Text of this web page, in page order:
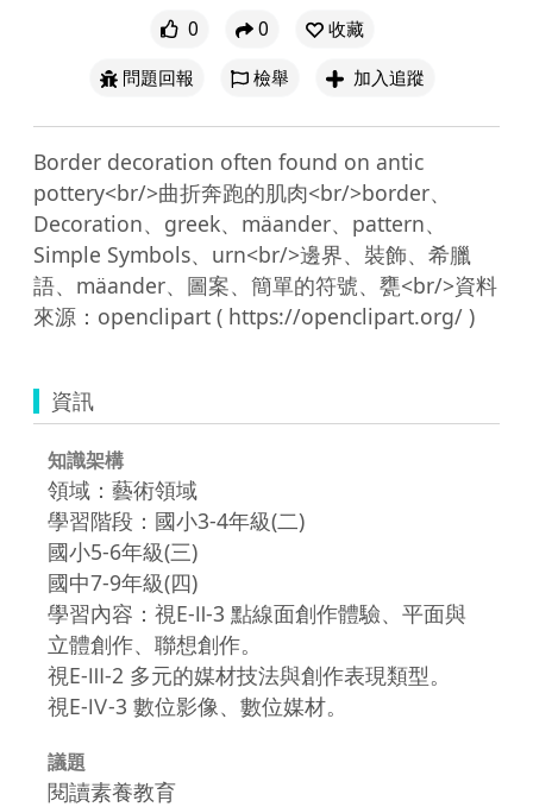
0 0
收藏
問題回報
檢舉 加入追蹤
Border decoration often found on antic
pottery<br/>曲折奔跑的肌肉<br/>border、
Decoration、greek、mäander、pattern、
Simple Symbols、urn<br/>邊界、裝飾、希臘
語、mäander、圖案、簡單的符號、甕<br/>資料
資訊
知識架構
領域：藝術領域
學習階段：國小3-4年級(二)
國小5-6年級(三)
國中7-9年級(四)
學習內容：視E-Ⅱ-3 點線面創作體驗、平面與
立體創作、聯想創作。
視E-Ⅲ-2 多元的媒材技法與創作表現類型。
視E-Ⅳ-3 數位影像、數位媒材。
議題
閱讀素養教育